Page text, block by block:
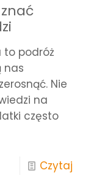
to podróż
nas
Nie
na
często
Czytaj